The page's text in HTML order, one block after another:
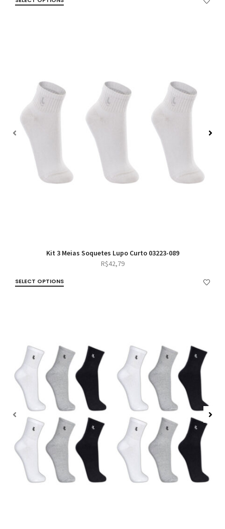
Kit 3 Meias Soquetes Lupo Curto 03223-089
R$42,79
SELECT OPTIONS